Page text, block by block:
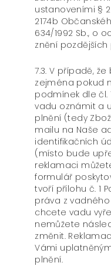
ustanoveními §
2174b
634/1992 Sb., o
znění
7.3. V případě,
zejména pokud
podmínek dle čl.
vadu oznámit a
plnění (tedy
mailu na Naše
identifikačních
(místo bude
reklamaci
formulář
tvoří přílohu č. 1
práva z
chcete vadu
nemůžete
změnit.
Vámi
plnění.